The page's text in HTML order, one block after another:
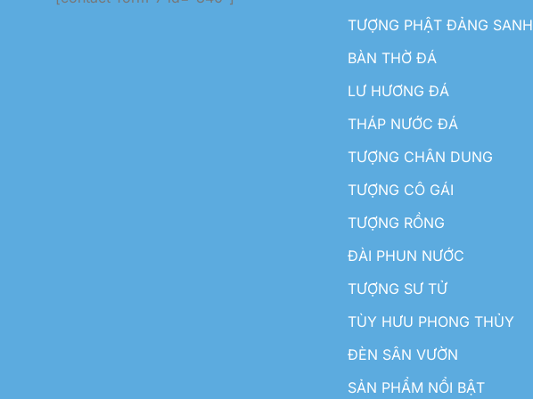
TƯỢNG PHẬT ĐẢNG SANH
BÀN THỜ ĐÁ
LƯ HƯƠNG ĐÁ
THÁP NƯỚC ĐÁ
TƯỢNG CHÂN DUNG
TƯỢNG CÔ GÁI
TƯỢNG RỒNG
ĐÀI PHUN NƯỚC
TƯỢNG SƯ TỬ
TÙY HƯU PHONG THỦY
ĐÈN SÂN VƯỜN
SẢN PHẨM NỔI BẬT